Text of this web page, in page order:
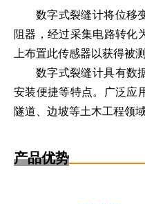
数字式裂缝计将位移
阻器，经过采集电路转化
上布置此传感器以获得被
数字式裂缝计具有数
安装便捷等特点。广泛应
隧道、边坡等土木工程领
产品优势